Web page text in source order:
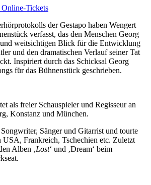
Online-Tickets
der Gestapo haben Wengert
verfasst, das den Menschen Georg
und weitsichtigen Blick für die Entwicklung
und den dramatischen Verlauf seiner Tat
Inspiriert durch das Schicksal Georg
für das Bühnenstück geschrieben.
als freier Schauspieler und Regisseur an
Konstanz und München.
Sänger und Gitarrist und tourte
USA, Frankreich, Tschechien etc. Zuletzt
Alben ‚Lost‘ und ‚Dream‘ beim